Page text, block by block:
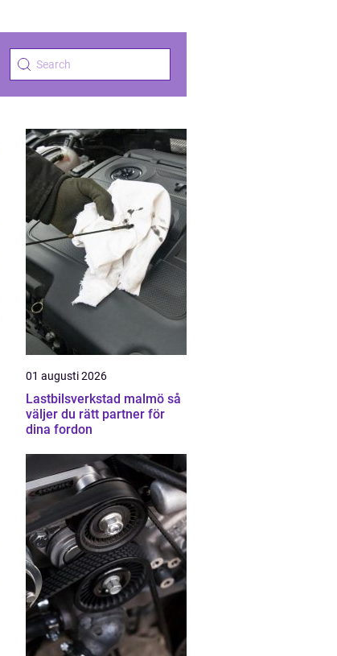
01 augusti 2026
Lastbilsverkstad malmö så
väljer du rätt partner för
dina fordon